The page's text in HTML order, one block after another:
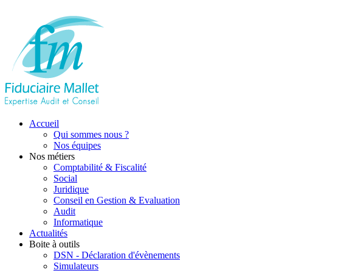
Accueil
Qui sommes nous ?
Nos équipes
Nos métiers
Comptabilité & Fiscalité
Social
Juridique
Conseil en Gestion & Evaluation
Audit
Informatique
Actualités
Boite à outils
DSN - Déclaration d'évènements
Simulateurs